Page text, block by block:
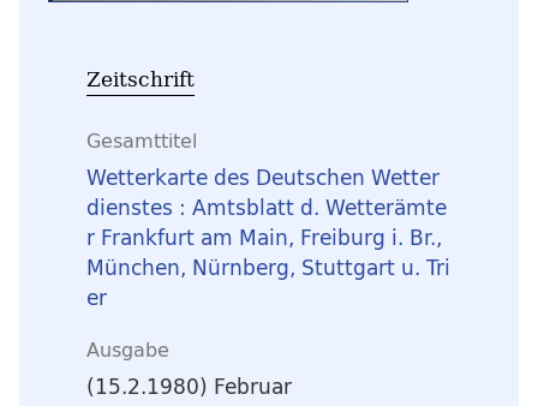
Zeitschrift
Gesamttitel
Wetterkarte des Deutschen Wetter
dienstes : Amtsblatt d. Wetterämte
r Frankfurt am Main, Freiburg i. Br.,
München, Nürnberg, Stuttgart u. Tri
er
Ausgabe
(15.2.1980) Februar